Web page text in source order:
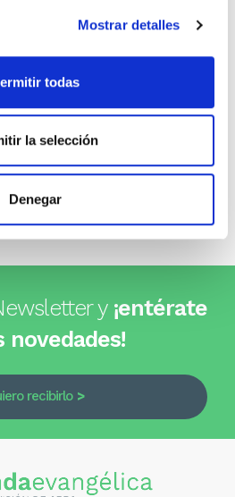
Mostrar detalles
todas
la selección
Denegar
clientes
0
y ¡entérate
novedades!
recibirlo